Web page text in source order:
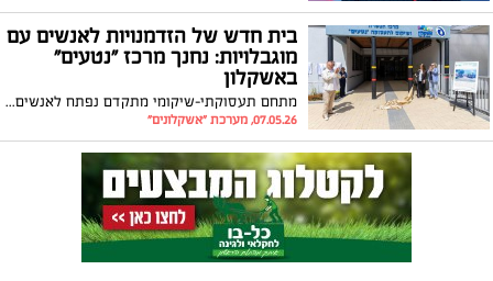
בית חדש של הזדמנויות לאנשים עם
מוגבלויות: נחנך מרכז "נטעים"
באשקלון
מתחם תעסוקתי-שיקומי מתקדם נפתח לאנשים עם מוגבלויות
07.05.26, מערכת "אשקלונים"